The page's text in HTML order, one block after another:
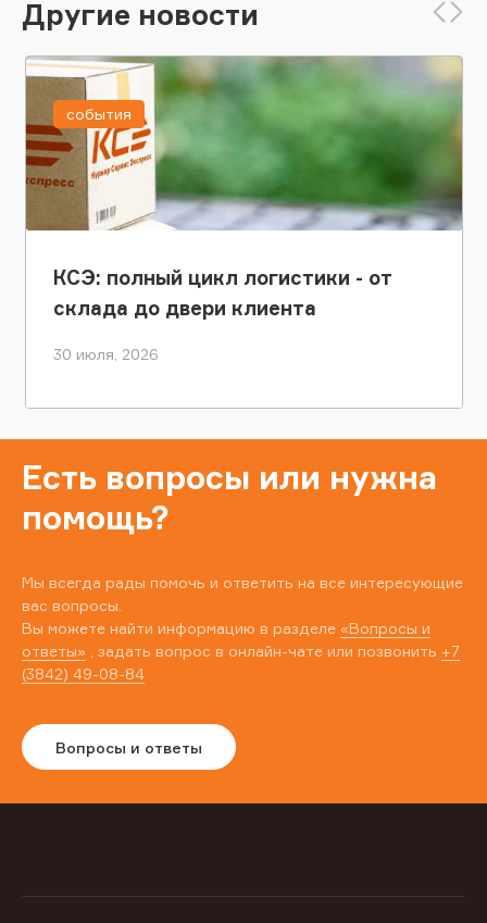
Другие новости
КСЭ: полный цикл логистики - от
склада до двери клиента
30 июля, 2026
события
Есть вопросы или нужна
помощь?
Мы всегда рады помочь и ответить на все интересующие
вас вопросы.
Вы можете найти информацию в разделе «Вопросы и
ответы» , задать вопрос в онлайн-чате или позвонить +7
(3842) 49-08-84
Вопросы и ответы